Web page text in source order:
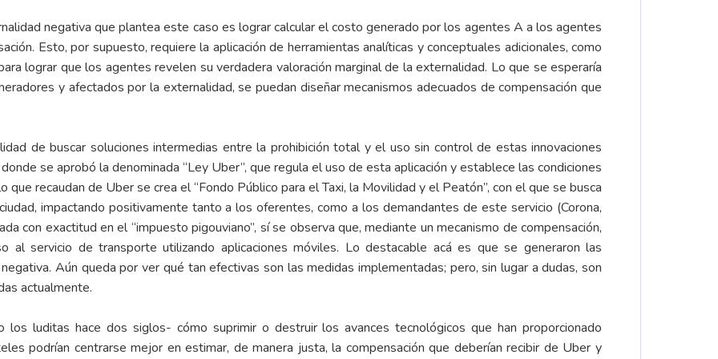
negativa que plantea este caso es lograr calcular el costo generado por los agentes A a los agentes
Esto, por supuesto, requiere la aplicación de herramientas analíticas y conceptuales adicionales, como
lograr que los agentes revelen su verdadera valoración marginal de la externalidad. Lo que se esperaría
y afectados por la externalidad, se puedan diseñar mecanismos adecuados de compensación que
de buscar soluciones intermedias entre la prohibición total y el uso sin control de estas innovaciones
se aprobó la denominada “Ley Uber”, que regula el uso de esta aplicación y establece las condiciones
que recaudan de Uber se crea el “Fondo Público para el Taxi, la Movilidad y el Peatón”, con el que se busca
impactando positivamente tanto a los oferentes, como a los demandantes de este servicio (Corona,
con exactitud en el “impuesto pigouviano”, sí se observa que, mediante un mecanismo de compensación,
al servicio de transporte utilizando aplicaciones móviles. Lo destacable acá es que se generaron las
Aún queda por ver qué tan efectivas son las medidas implementadas; pero, sin lugar a dudas, son
actualmente.
luditas hace dos siglos- cómo suprimir o destruir los avances tecnológicos que han proporcionado
podrían centrarse mejor en estimar, de manera justa, la compensación que deberían recibir de Uber y